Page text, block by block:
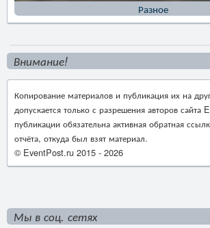
Разное
Внимание!
Копирование материалов и публикация их на
допускается только с разрешения авторов
публикации обязательна активная обратная
отчёта, откуда был взят материал.
© EventPost.ru 2015 - 2026
Мы в соц. сетях